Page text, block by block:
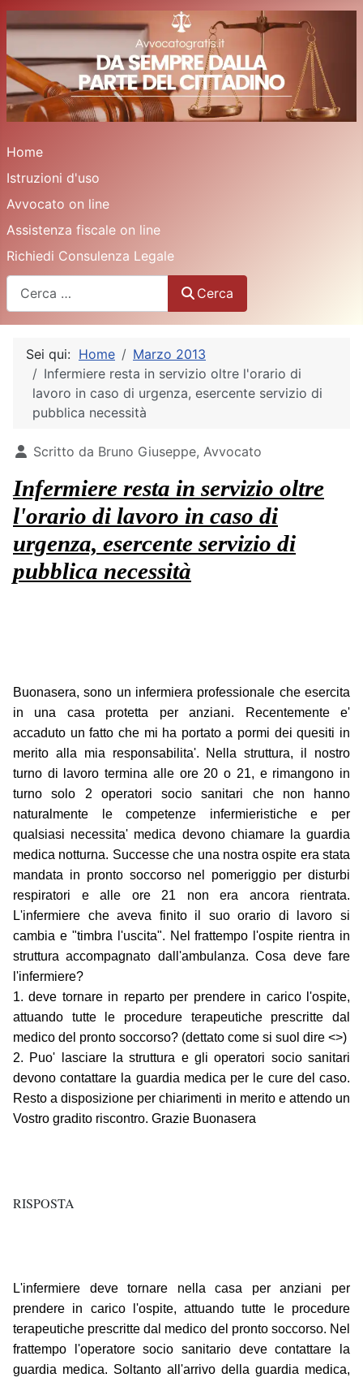
Home
Istruzioni d'uso
Avvocato on line
Assistenza fiscale on line
Richiedi Consulenza Legale
Cerca
Sei qui: Home
Marzo 2013
Infermiere resta in servizio oltre l'orario di
lavoro in caso di urgenza, esercente servizio di
pubblica necessità
Dettagli
Scritto da Bruno Giuseppe, Avvocato
Infermiere resta in servizio oltre
l'orario di lavoro in caso di
urgenza, esercente servizio di
pubblica necessità
Buonasera, sono un infermiera professionale che esercita
in una casa protetta per anziani. Recentemente e'
accaduto un fatto che mi ha portato a pormi dei quesiti in
merito alla mia responsabilita'. Nella struttura, il nostro
turno di lavoro termina alle ore 20 o 21, e rimangono in
turno solo 2 operatori socio sanitari che non hanno
naturalmente le competenze infermieristiche e per
qualsiasi necessita' medica devono chiamare la guardia
medica notturna. Successe che una nostra ospite era stata
mandata in pronto soccorso nel pomeriggio per disturbi
respiratori e alle ore 21 non era ancora rientrata.
L'infermiere che aveva finito il suo orario di lavoro si
cambia e "timbra l'uscita". Nel frattempo l'ospite rientra in
struttura accompagnato dall'ambulanza. Cosa deve fare
l'infermiere?
1. deve tornare in reparto per prendere in carico l'ospite,
attuando tutte le procedure terapeutiche prescritte dal
medico del pronto soccorso? (dettato come si suol dire <>)
2. Puo' lasciare la struttura e gli operatori socio sanitari
devono contattare la guardia medica per le cure del caso.
Resto a disposizione per chiarimenti in merito e attendo un
Vostro gradito riscontro. Grazie Buonasera
RISPOSTA
L'infermiere deve tornare nella casa per anziani per
prendere in carico l'ospite, attuando tutte le procedure
terapeutiche prescritte dal medico del pronto soccorso. Nel
frattempo l'operatore socio sanitario deve contattare la
guardia medica. Soltanto all'arrivo della guardia medica,